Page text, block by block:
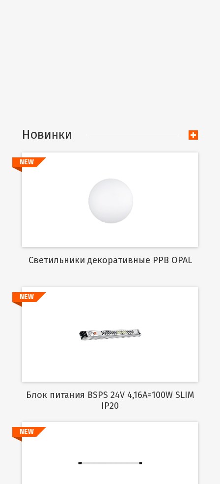
Новинки
NEW
Cветильники декоративные PPB OPAL
Подробнее
NEW
Блок питания BSPS 24V 4,16A=100W SLIM
IP20
NEW